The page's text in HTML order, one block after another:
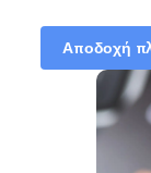
Αποδοχή